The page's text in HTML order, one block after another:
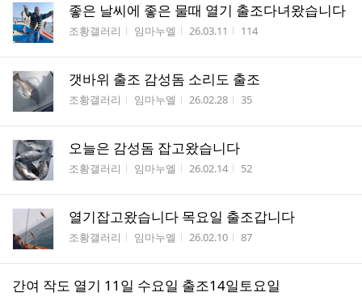
좋은 날씨에 좋은 물때 열기 출조다녀왔습니다
게시판명
조황갤러리 작성자
임마누엘 작성시간
26.03.11 조회수
114
갯바위 출조 감성돔 소리도 출조
게시판명
조황갤러리 작성자
임마누엘 작성시간
26.02.28 조회수
35
오늘은 감성돔 잡고왔습니다
게시판명
조황갤러리 작성자
임마누엘 작성시간
26.02.14 조회수
52
열기잡고왔습니다 목요일 출조갑니다
게시판명
조황갤러리 작성자
임마누엘 작성시간
26.02.10 조회수
87
간여 작도 열기 11일 수요일 출조14일토요일